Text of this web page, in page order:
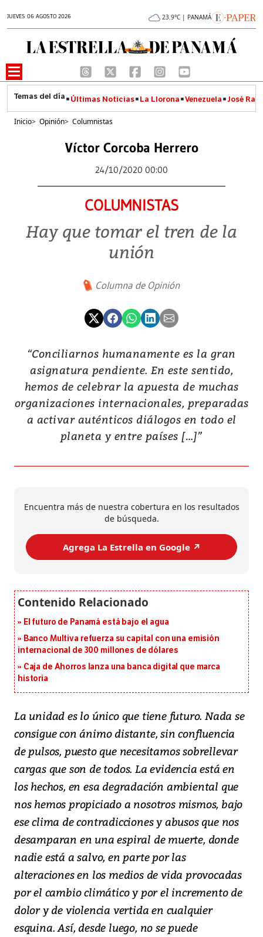
JUEVES 06 AGOSTO 2026 23.9°C | PANAMÁ
Últimas Noticias La Llorona Venezuela José
Inicio> Opinión> Columnistas
Víctor Corcoba Herrero
24/10/2020 00:00
COLUMNISTAS
Hay que tomar el tren de la
unión
Columna de Opinión
“Conciliarnos humanamente es la gran
asignatura pendiente. En este sentido,
hemos de celebrar la apuesta de muchas
organizaciones internacionales, preparadas
a activar auténticos diálogos en todo el
planeta y entre países […]”
Encuentra más de nuestra cobertura en los resultados
de búsqueda.
Agrega La Estrella en Google ↗️
El futuro de Panamá está bajo el agua
Banco Multiva refuerza su capital con una emisión
internacional de 300 millones de dólares
Caja de Ahorros lanza una banca digital que marca
historia
La unidad es lo único que tiene futuro. Nada se
consigue con ánimo distante, sin confluencia
de pulsos, puesto que necesitamos sobrellevar
cargas que son de todos. La evidencia está en
los hechos, en esa degradación ambiental que
nos hemos propiciado a nosotros mismos, bajo
ese clima de contradicciones y abusos que nos
desamparan en una espiral de muerte, donde
nadie está a salvo, en parte por las
alteraciones en los medios de vida provocadas
por el cambio climático y por el incremento de
dolor y de violencia vertida en cualquier
esquina. Así, desde luego, no se puede